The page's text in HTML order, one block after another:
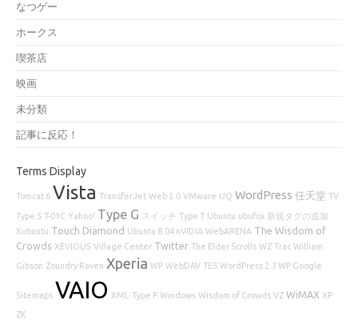
なつゲー
ホークス
喫茶店
映画
未分類
記事に反応！
Terms Display
Tomcat 6 Vista TransferJet Web 2.0 VMware UQ WordPress 任天堂 TV
Type S T-01C Yahoo! Type G スイッチ Type T Ubuntu ubufox 新規タグの追加
Xubuntu Touch Diamond Ubuntu 8.04 nVIDIA WebARENA The Wisdom of
Crowds XEVIOUS Village Center Twitter The Elder Scrolls WZ Trac William
Gibson Zoundry Raven Xperia WP WebDAV TES WordPress 2.3 WP Google
Sitemaps VAIO XML Type P Windows Wisdom of Crowds VZ WiMAX XP
ZK